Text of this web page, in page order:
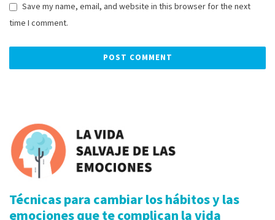
Save my name, email, and website in this browser for the next
time I comment.
Técnicas para cambiar los hábitos y las
emociones que te complican la vida